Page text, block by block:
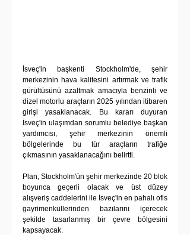
İsveç'in başkenti Stockholm'de, şehir
merkezinin hava kalitesini artırmak ve trafik
gürültüsünü azaltmak amacıyla benzinli ve
dizel motorlu araçların 2025 yılından itibaren
girişi yasaklanacak. Bu kararı duyuran
İsveç'in ulaşımdan sorumlu belediye başkan
yardımcısı, şehir merkezinin önemli
bölgelerinde bu tür araçların trafiğe
çıkmasının yasaklanacağını belirtti.
Plan, Stockholm'ün şehir merkezinde 20 blok
boyunca geçerli olacak ve üst düzey
alışveriş caddelerini ile İsveç'in en pahalı ofis
gayrimenkullerinden bazılarını içerecek
şekilde tasarlanmış bir çevre bölgesini
kapsayacak.